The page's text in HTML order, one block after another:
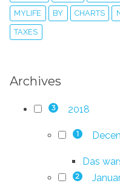
MYLIFE BY CHARTS
TAXES
Archives
3 2018
1
Das
2